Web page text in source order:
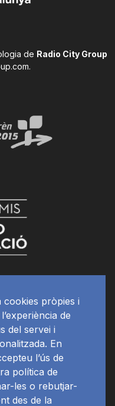
de Radio City Group
.
cookies pròpies i
de
del servei i
En
l’ús de
política de
les o rebutjar-
des de la